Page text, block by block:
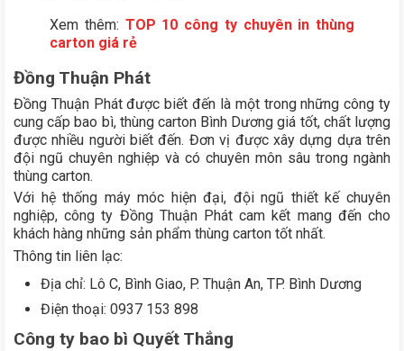
Xem thêm: TOP 10 công ty chuyên in thùng
carton giá rẻ
Đồng Thuận Phát
Đồng Thuận Phát được biết đến là một trong những công ty
cung cấp bao bì, thùng carton Bình Dương giá tốt, chất lượng
được nhiều người biết đến. Đơn vị được xây dựng dựa trên
đội ngũ chuyên nghiệp và có chuyên môn sâu trong ngành
thùng carton.
Với hệ thống máy móc hiện đại, đội ngũ thiết kế chuyên
nghiệp, công ty Đồng Thuận Phát cam kết mang đến cho
khách hàng những sản phẩm thùng carton tốt nhất.
Thông tin liên lạc:
Địa chỉ: Lô C, Bình Giao, P. Thuận An, TP. Bình Dương
Điện thoại: 0937 153 898
Công ty bao bì Quyết Thắng